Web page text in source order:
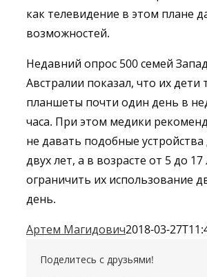
как телевидение в этом плане
возможностей.
Недавний опрос 500 семей
Австралии показал, что их дети
планшеты почти один день в
часа. При этом медики
не давать подобные
двух лет, а в возрасте от 5 до 17
ограничить их использование
день.
Артем Магидович2018-03-
Поделитесь с друзьями!